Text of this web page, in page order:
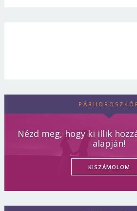
Nézd meg, hogy ki illik
alapján!
KISZÁMOLOM